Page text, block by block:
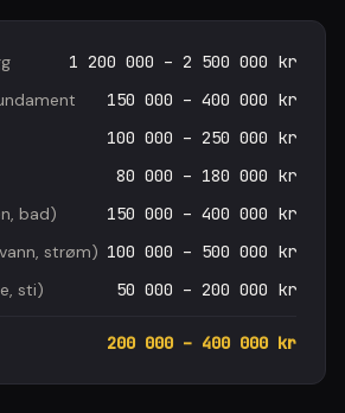
1 200 000 – 2 500 000 kr
150 000 – 400 000 kr
100 000 – 250 000 kr
80 000 – 180 000 kr
bad)
150 000 – 400 000 kr
strøm) 100 000 – 500 000 kr
sti)
50 000 – 200 000 kr
200 000 – 400 000 kr